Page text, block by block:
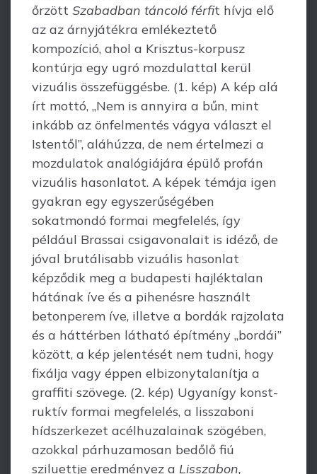
őrzött Szabadban táncoló férfit hívja elő
az az árnyjátékra emlékeztető
kompozíció, ahol a Krisztus-korpusz
kontúrja egy ugró mozdulattal kerül
vizuális összefüggésbe. (1. kép) A kép alá
írt mottó, „Nem is annyira a bűn, mint
inkább az önfelmentés vágya választ el
Istentől”, aláhúzza, de nem értelmezi a
mozdulatok analógiájára épülő profán
vizuális hasonlatot. A képek témája igen
gyakran egy egyszerűségében
sokatmondó formai megfelelés, így
például Brassai csiga­vonalait is idéző, de
jóval brutálisabb vizuális hasonlat
képződik meg a buda­pesti hajléktalan
hátának íve és a pihenésre használt
betonperem íve, illetve a bordák rajzolata
és a háttérben látható építmény „bordái”
között, a kép jelentését nem tudni, hogy
fixálja vagy éppen elbizonytalanítja a
graffiti szövege. (2. kép) Ugyanígy konst­
ruktív formai megfelelés, a lisszaboni
hídszerkezet acélhuzalainak szögében,
azokkal párhuzamosan bedőlő fiú
sziluettje eredményez a Lisszabon,